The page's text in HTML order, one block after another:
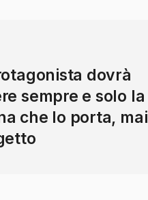
dovrà
sempre e solo la
che lo porta, mai